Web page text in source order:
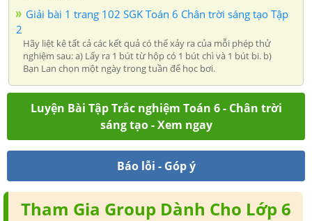
Giải bài 1 trang 102 SGK Toán 6 Chân trời sáng tạo Tập
2
Hãy liệt kê tất cả các kết quả có thể xảy ra của mỗi phép thử
nghiệm sau: a) Lấy ra 1 bút từ hộp có 1 bút chì và 1 bút bi. b)
Bạn Lan chọn một ngày trong tuần để học bơi.
Luyện Bài Tập Trắc nghiệm Toán 6 - Chân trời
sáng tạo - Xem ngay
Báo lỗi - Góp ý
Tham Gia Group Dành Cho Lớp 6